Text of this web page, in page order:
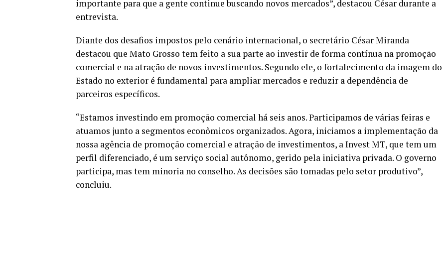
importante para que a gente continue buscando novos mercados”, destacou César durante a
entrevista.
Diante dos desafios impostos pelo cenário internacional, o secretário César Miranda
destacou que Mato Grosso tem feito a sua parte ao investir de forma contínua na promoção
comercial e na atração de novos investimentos. Segundo ele, o fortalecimento da imagem do
Estado no exterior é fundamental para ampliar mercados e reduzir a dependência de
parceiros específicos.
“Estamos investindo em promoção comercial há seis anos. Participamos de várias feiras e
atuamos junto a segmentos econômicos organizados. Agora, iniciamos a implementação da
nossa agência de promoção comercial e atração de investimentos, a Invest MT, que tem um
perfil diferenciado, é um serviço social autônomo, gerido pela iniciativa privada. O governo
participa, mas tem minoria no conselho. As decisões são tomadas pelo setor produtivo”,
concluiu.